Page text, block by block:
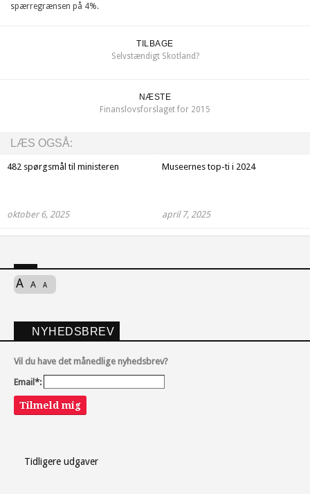
spærregrænsen på 4%.
TILBAGE
Selvstændigt Skotland?
NÆSTE
Finanslovsforslaget for 2015
LÆS OGSÅ:
482 spørgsmål til ministeren
oktober 6, 2025
Museernes top-ti i 2024
april 7, 2025
A A A
NYHEDSBREV
Vil du have det månedlige nyhedsbrev?
Email*:
Tilmeld mig
Tidligere udgaver